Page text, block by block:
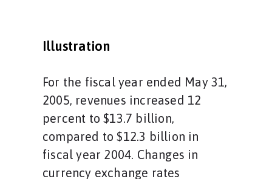
Illustration
For the fiscal year ended May 31,
2005, revenues increased 12
percent to $13.7 billion,
compared to $12.3 billion in
fiscal year 2004. Changes in
currency exchange rates